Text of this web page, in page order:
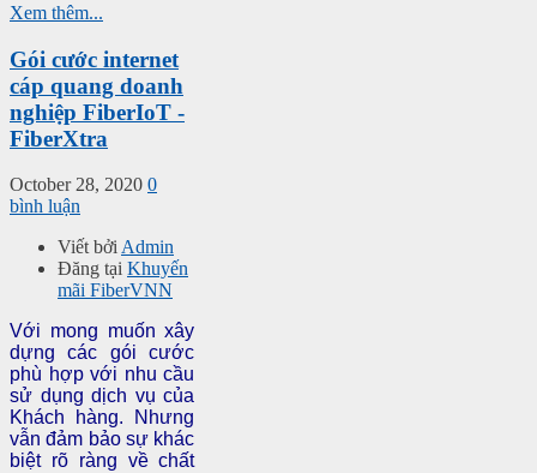
Xem thêm...
Gói cước internet
cáp quang doanh
nghiệp FiberIoT -
FiberXtra
October 28, 2020 0
bình luận
Viết bởi Admin
Đăng tại Khuyến
mãi FiberVNN
Với mong muốn xây
dựng các gói cước
phù hợp với nhu cầu
sử dụng dịch vụ của
Khách hàng. Nhưng
vẫn đảm bảo sự khác
biệt rõ ràng về chất